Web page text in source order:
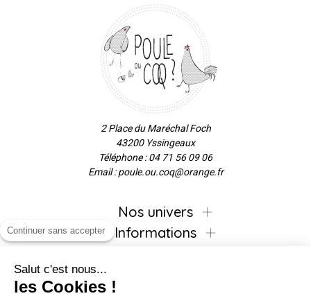
2 Place du Maréchal Foch
43200 Yssingeaux
Téléphone : 04 71 56 09 06
Email : poule.ou.coq@orange.fr
Nos univers
Informations
Inscrivez-vous à la newsletter !
Continuer sans accepter
Salut c'est nous...
les Cookies !